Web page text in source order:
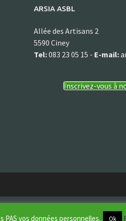
ARSIA ASBL
Allée des Artisans 2
5590 Ciney
Tel:083 23 05 15 - E-mail:
Inscrivez-vous à
vos données personnelles. Ok